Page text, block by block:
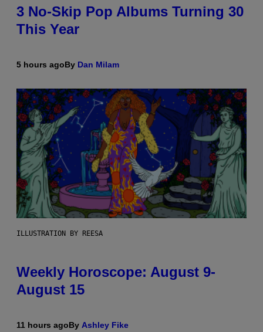
3 No-Skip Pop Albums Turning 30
This Year
5 hours agoBy Dan Milam
ILLUSTRATION BY REESA
Weekly Horoscope: August 9-
August 15
11 hours agoBy Ashley Fike